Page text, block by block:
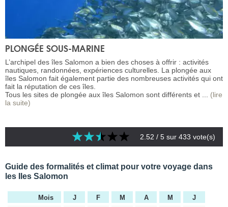
PLONGÉE SOUS-MARINE
L’archipel des îles Salomon a bien des choses à offrir : activités
nautiques, randonnées, expériences culturelles. La plongée aux
îles Salomon fait également partie des nombreuses activités qui ont
fait la réputation de ces îles.
Tous les sites de plongée aux îles Salomon sont différents et ... (lire
la suite)
2.52 / 5 sur 433 vote(s)
Guide des formalités et climat pour votre voyage dans
les Iles Salomon
Mois J F M A M
J